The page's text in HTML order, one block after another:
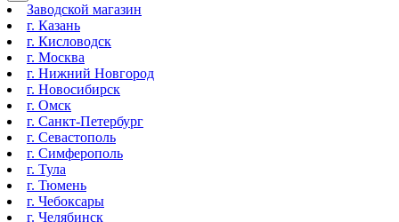
Заводской магазин
г. Казань
г. Кисловодск
г. Москва
г. Нижний Новгород
г. Новосибирск
г. Омск
г. Санкт-Петербург
г. Севастополь
г. Симферополь
г. Тула
г. Тюмень
г. Чебоксары
г. Челябинск